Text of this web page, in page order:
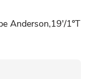
Anderson,19'/1ºT